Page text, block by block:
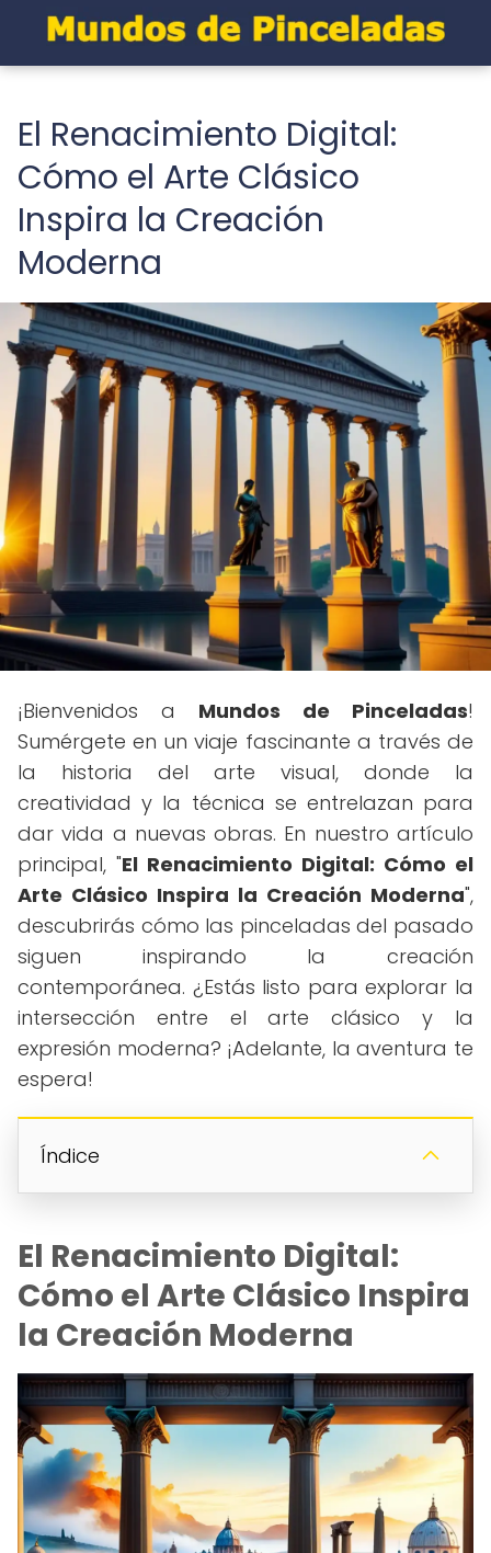
El Renacimiento Digital:
Cómo el Arte Clásico
Inspira la Creación
Moderna
¡Bienvenidos a Mundos de Pinceladas!
Sumérgete en un viaje fascinante a través de
la historia del arte visual, donde la
creatividad y la técnica se entrelazan para
dar vida a nuevas obras. En nuestro artículo
principal, "El Renacimiento Digital: Cómo el
Arte Clásico Inspira la Creación Moderna",
descubrirás cómo las pinceladas del pasado
siguen inspirando la creación
contemporánea. ¿Estás listo para explorar la
intersección entre el arte clásico y la
expresión moderna? ¡Adelante, la aventura te
espera!
Índice
El Renacimiento Digital:
Cómo el Arte Clásico Inspira
la Creación Moderna